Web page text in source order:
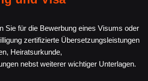
Sie für die Bewerbung eines Visums oder
zertifizierte Übersetzungsleistungen
Heiratsurkunde,
nebst weiterer wichtiger Unterlagen.